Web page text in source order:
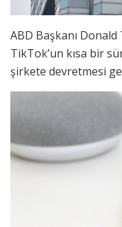
ABD Başkanı
TikTok’un kısa bir
şirkete devretmesi